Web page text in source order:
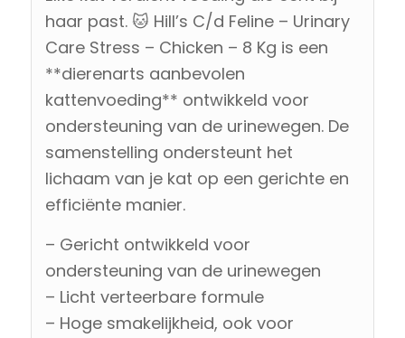
haar past. 🐱 Hill’s C/d Feline – Urinary
Care Stress – Chicken – 8 Kg is een
**dierenarts aanbevolen
kattenvoeding** ontwikkeld voor
ondersteuning van de urinewegen. De
samenstelling ondersteunt het
lichaam van je kat op een gerichte en
efficiënte manier.
– Gericht ontwikkeld voor
ondersteuning van de urinewegen
– Licht verteerbare formule
– Hoge smakelijkheid, ook voor